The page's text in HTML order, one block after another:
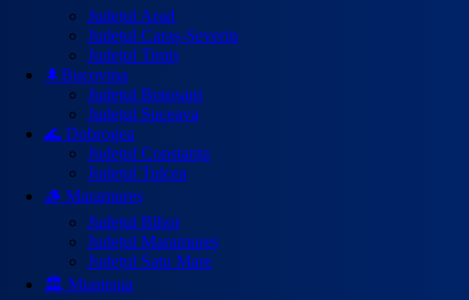
Județul Arad
Județul Caraș-Severin
Județul Timiș
🌲Bucovina
Județul Botoșani
Județul Suceava
🌊 Dobrogea
Județul Constanța
Județul Tulcea
🪵 Maramureș
Județul Bihor
Județul Maramureș
Județul Satu Mare
🏛️ Muntenia